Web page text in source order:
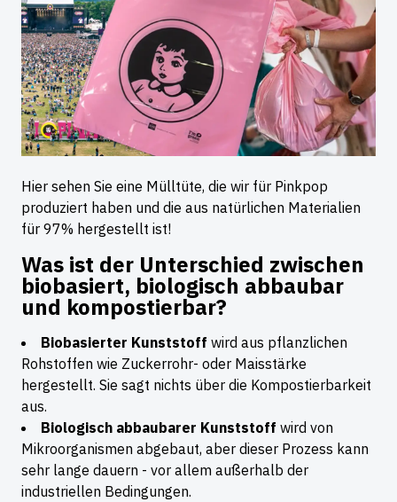
Hier sehen Sie eine Mülltüte, die wir für Pinkpop
produziert haben und die aus natürlichen Materialien
für 97% hergestellt ist!
Was ist der Unterschied zwischen
biobasiert, biologisch abbaubar
und kompostierbar?
Biobasierter Kunststoff wird aus pflanzlichen
Rohstoffen wie Zuckerrohr- oder Maisstärke
hergestellt. Sie sagt nichts über die Kompostierbarkeit
aus.
Biologisch abbaubarer Kunststoff wird von
Mikroorganismen abgebaut, aber dieser Prozess kann
sehr lange dauern - vor allem außerhalb der
industriellen Bedingungen.